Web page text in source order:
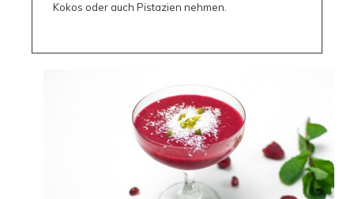
Kokos oder auch Pistazien nehmen.